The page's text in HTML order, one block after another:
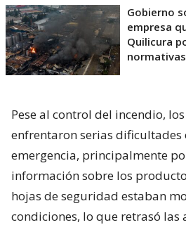
Gobierno
empresa
Quilicura
normativas
Pese al control del incendio,
enfrentaron serias dificultades
emergencia, principalmente
información sobre los
hojas de seguridad estaban
condiciones, lo que retrasó las